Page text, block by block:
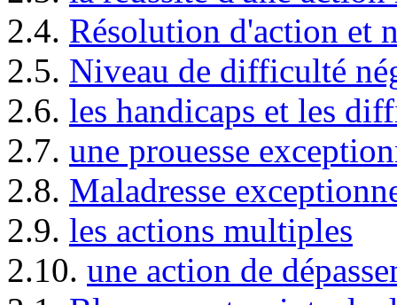
2.4. Résolution d'action et
2.5. Niveau de difficulté
2.6. les handicaps et les
2.7. une prouesse
2.8. Maladresse
2.9. les actions multiples
2.10. une action de